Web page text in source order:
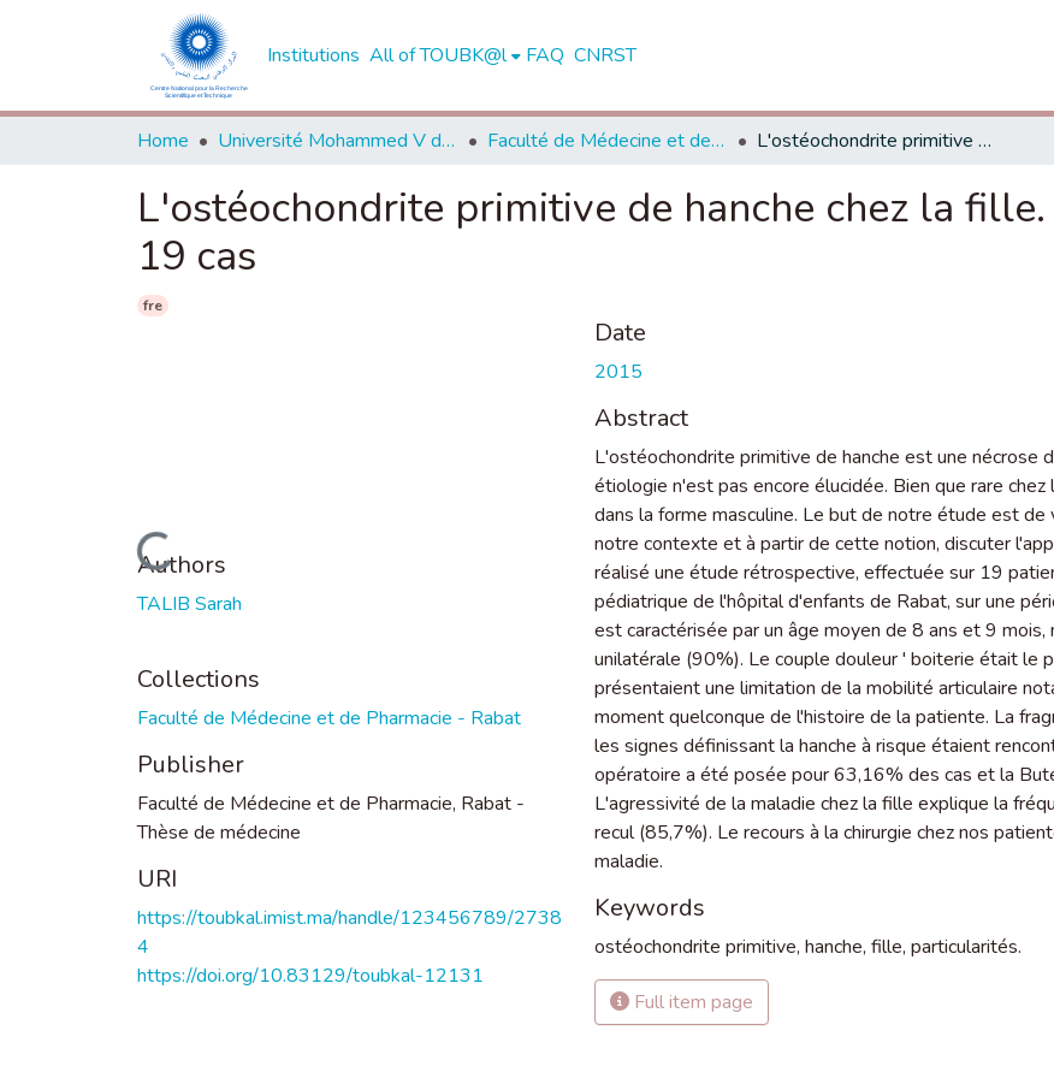
Institutions All of TOUBK@l FAQ CNRST
Home Université Mohammed V de Rabat Faculté de Médecine et de Pharmacie - Rabat L'ostéochondrite primitive de hanche chez la fille. {scriptl}A propos de 19 cas
L'ostéochondrite primitive de hanche chez la
19 cas
fre
Loading...
Authors
TALIB Sarah
Collections
Faculté de Médecine et de Pharmacie - Rabat
Publisher
Faculté de Médecine et de Pharmacie, Rabat -
Thèse de médecine
URI
https://toubkal.imist.ma/handle/123456789/2738
4
https://doi.org/10.83129/toubkal-12131
Date
2015
Abstract
L'ostéochondrite primitive de hanche est une nécrose
étiologie n'est pas encore élucidée. Bien que rare
dans la forme masculine. Le but de notre étude est
notre contexte et à partir de cette notion, discuter
réalisé une étude rétrospective, effectuée sur 19
pédiatrique de l'hôpital d'enfants de Rabat, sur une
est caractérisée par un âge moyen de 8 ans et 9
unilatérale (90%). Le couple douleur ' boiterie était le
présentaient une limitation de la mobilité articulaire
moment quelconque de l'histoire de la patiente. La
les signes définissant la hanche à risque étaient
opératoire a été posée pour 63,16% des cas et la
L'agressivité de la maladie chez la fille explique la
recul (85,7%). Le recours à la chirurgie chez nos
maladie.
Keywords
ostéochondrite primitive, hanche, fille, particularités.
Full item page